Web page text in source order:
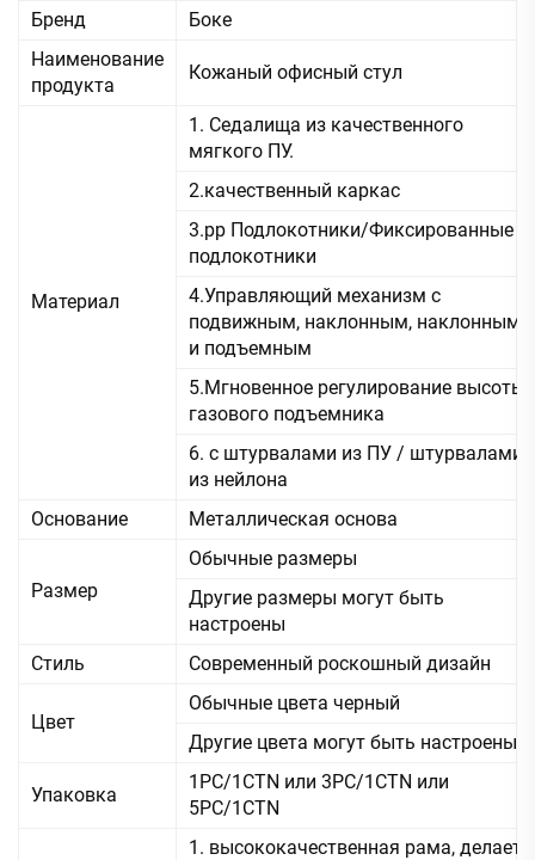
Бренд
Боке
Наименование
продукта
Кожаный офисный стул
Материал
1. Седалища из качественного
мягкого ПУ.
2.качественный каркас
3.pp Подлокотники/Фиксированные
подлокотники
4.Управляющий механизм с
подвижным, наклонным, наклонным
и подъемным
5.Мгновенное регулирование высоты
газового подъемника
6. с штурвалами из ПУ / штурвалами
из нейлона
Основание
Металлическая основа
Размер
Обычные размеры
Другие размеры могут быть
настроены
Стиль
Современный роскошный дизайн
Цвет
Обычные цвета черный
Другие цвета могут быть настроены
Упаковка
1PC/1CTN или 3PC/1CTN или
5PC/1CTN
1. высококачественная рама, делает